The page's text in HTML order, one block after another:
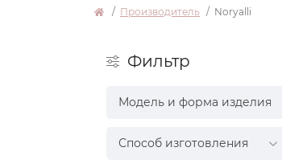
Производитель Noryalli
Фильтр
Модель и форма изделия
Способ изготовления